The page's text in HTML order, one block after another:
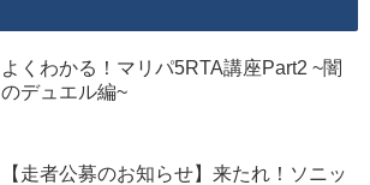
よくわかる！マリパ5RTA講座Part2 ~闇
のデュエル編~
【走者公募のお知らせ】来たれ！ソニッ